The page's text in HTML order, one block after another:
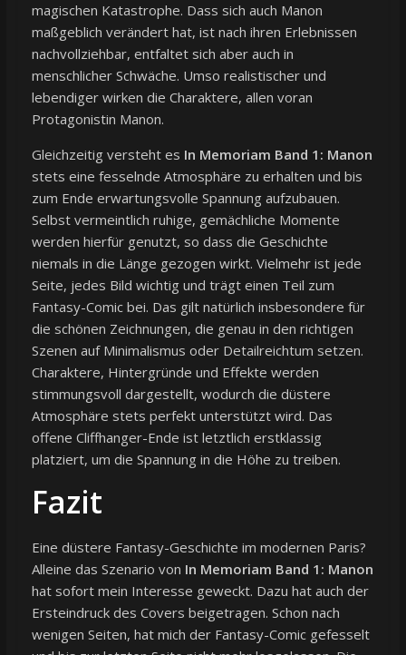
magischen Katastrophe. Dass sich auch Manon
maßgeblich verändert hat, ist nach ihren Erlebnissen
nachvollziehbar, entfaltet sich aber auch in
menschlicher Schwäche. Umso realistischer und
lebendiger wirken die Charaktere, allen voran
Protagonistin Manon.
Gleichzeitig versteht es In Memoriam Band 1: Manon
stets eine fesselnde Atmosphäre zu erhalten und bis
zum Ende erwartungsvolle Spannung aufzubauen.
Selbst vermeintlich ruhige, gemächliche Momente
werden hierfür genutzt, so dass die Geschichte
niemals in die Länge gezogen wirkt. Vielmehr ist jede
Seite, jedes Bild wichtig und trägt einen Teil zum
Fantasy-Comic bei. Das gilt natürlich insbesondere für
die schönen Zeichnungen, die genau in den richtigen
Szenen auf Minimalismus oder Detailreichtum setzen.
Charaktere, Hintergründe und Effekte werden
stimmungsvoll dargestellt, wodurch die düstere
Atmosphäre stets perfekt unterstützt wird. Das
offene Cliffhanger-Ende ist letztlich erstklassig
platziert, um die Spannung in die Höhe zu treiben.
Fazit
Eine düstere Fantasy-Geschichte im modernen Paris?
Alleine das Szenario von In Memoriam Band 1: Manon
hat sofort mein Interesse geweckt. Dazu hat auch der
Ersteindruck des Covers beigetragen. Schon nach
wenigen Seiten, hat mich der Fantasy-Comic gefesselt